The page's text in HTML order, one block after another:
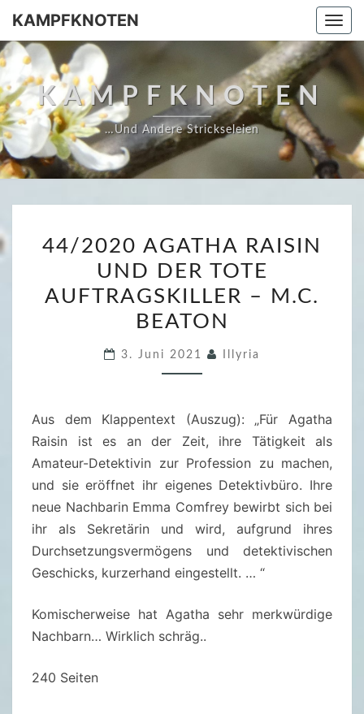
Skip
content
KAMPFKNOTEN
KAMPFKNOTEN
…und Andere Strickseleien
4
/
0
0
A
T
H
A
R
A
I
S
N
U
44/2020 AGATHA RAISIN
UND DER TOTE
AUFTRAGSKILLER – M.C.
BEATON
3. Juni 2021 Illyria
Aus dem Klappentext (Auszug): „Für Agatha
Raisin ist es an der Zeit, ihre Tätigkeit als
Amateur-Detektivin zur Profession zu machen,
und sie eröffnet ihr eigenes Detektivbüro. Ihre
neue Nachbarin Emma Comfrey bewirbt sich bei
ihr als Sekretärin und wird, aufgrund ihres
Durchsetzungsvermögens und detektivischen
Geschicks, kurzerhand eingestellt. … “
Komischerweise hat Agatha sehr merkwürdige
Nachbarn… Wirklich schräg..
240 Seiten